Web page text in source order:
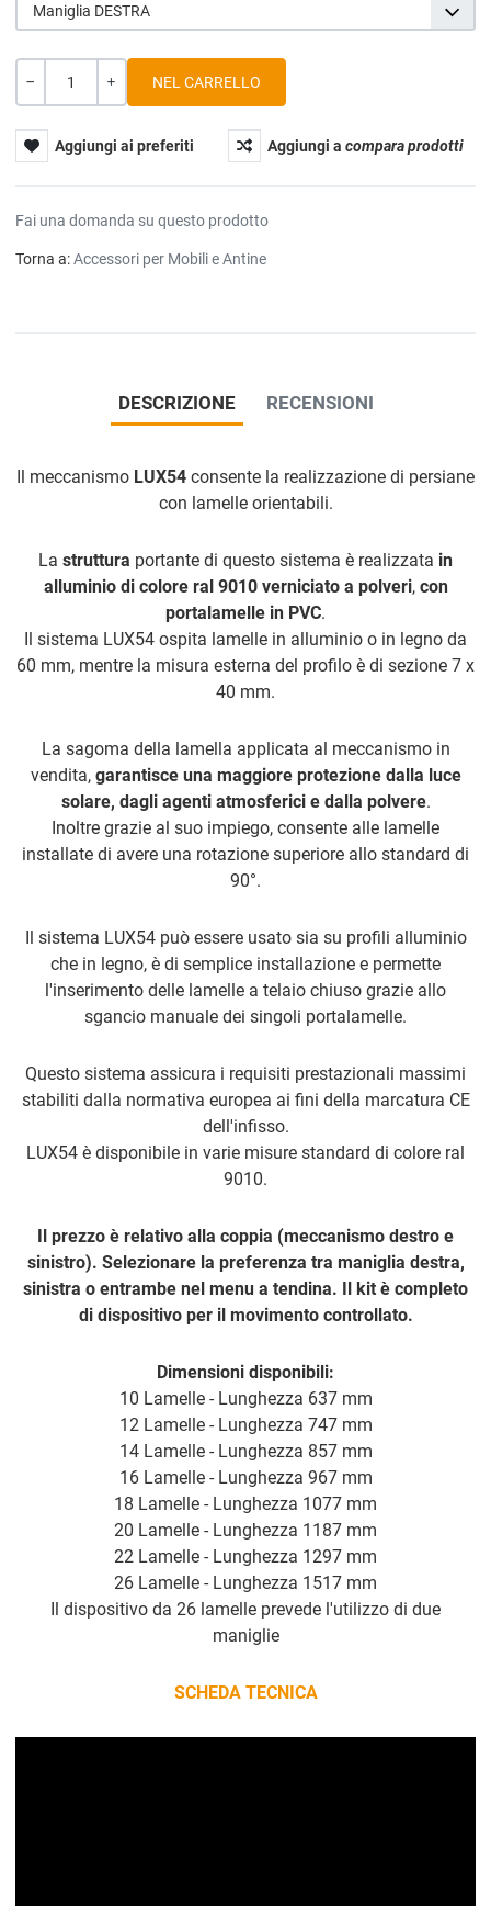
Maniglia DESTRA
Quantità
Aggiungi ai preferiti Aggiungi acompara prodotti
Fai una domanda su questo prodotto
Torna a:Accessori per Mobili e Antine
DESCRIZIONE RECENSIONI
Il meccanismo LUX54 consente la realizzazione di persiane
con lamelle orientabili.
La struttura portante di questo sistema è realizzata in
alluminio di colore ral 9010 verniciato a polveri,con
portalamelle in PVC.
Il sistema LUX54 ospita lamelle in alluminio o in legno da
60 mm, mentre la misura esterna del profilo è di sezione 7 x
40 mm.
La sagoma della lamella applicata al meccanismo in
vendita, garantisce una maggiore protezione dalla luce
solare, dagli agenti atmosferici e dalla polvere.
Inoltre grazie al suo impiego, consente alle lamelle
installate di avere una rotazione superiore allo standard di
90°.
Il sistema LUX54 può essere usato sia su profili alluminio
che in legno, è di semplice installazione e permette
l'inserimento delle lamelle a telaio chiuso grazie allo
sgancio manuale dei singoli portalamelle.
Questo sistema assicura i requisiti prestazionali massimi
stabiliti dalla normativa europea ai fini della marcatura CE
dell'infisso.
LUX54 è disponibile in varie misure standard di colore ral
9010.
Il prezzo è relativo alla coppia (meccanismo destro e
sinistro). Selezionare la preferenza tra maniglia destra,
sinistra o entrambe nel menu a tendina. Il kit è completo
di dispositivo per il movimento controllato.
Dimensioni disponibili:
10 Lamelle - Lunghezza 637 mm
12 Lamelle - Lunghezza 747 mm
14 Lamelle - Lunghezza 857 mm
16 Lamelle - Lunghezza 967 mm
18 Lamelle - Lunghezza 1077 mm
20 Lamelle - Lunghezza 1187 mm
22 Lamelle - Lunghezza 1297 mm
26 Lamelle - Lunghezza 1517 mm
Il dispositivo da 26 lamelle prevede l'utilizzo di due
maniglie
SCHEDA TECNICA